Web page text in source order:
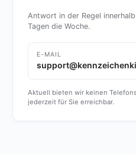
Antwort in der Regel
Tagen die Woche.
E-MAIL
Aktuell bieten wir keinen
jederzeit für Sie erreichbar.